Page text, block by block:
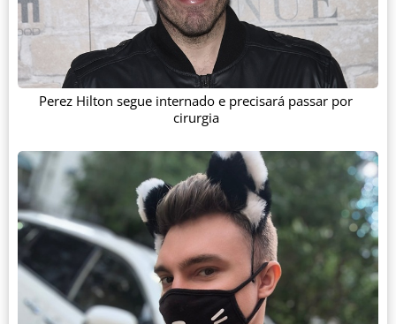
Perez Hilton segue internado e precisará passar por
cirurgia